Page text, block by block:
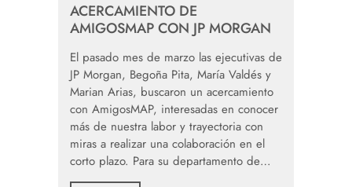
ACERCAMIENTO DE
AMIGOSMAP CON JP MORGAN
El pasado mes de marzo las ejecutivas de
JP Morgan, Begoña Pita, María Valdés y
Marian Arias, buscaron un acercamiento
con AmigosMAP, interesadas en conocer
más de nuestra labor y trayectoria con
miras a realizar una colaboración en el
corto plazo. Para su departamento de…